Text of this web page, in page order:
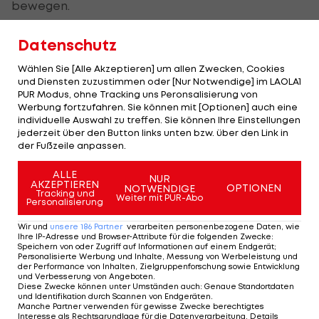
bewegen.
Und wer wäre dafür besser geeignet als die
Altmeister und Überflieger dieser Woche: Clemens
Doppler undAlexander Horst.
Wenn sie spielen, tobt das Publikum und es hält
niemanden auf den Plätzen – auch nicht unsere
VIPS.
Ihr Match heute gegen Ricardo/Álvaro Filho aus
Brasilien war grenzgenial, bescherte ihnen einen
spektakulären Gruppensieg und katapultierte sie
direkt ins Achtelfinale, wo wir morgen um 12 Uhr
beim Spiel gegen die starken Brasilianer
Alison/Bruno weiter mitfiebern dürfen.
Bis dahin kann ich jedem Beach-Fan nur
Datenschutz
Wählen Sie [Alle Akzeptieren] um allen Zwecken, Cookies
und Diensten zuzustimmen oder [Nur Notwendige] im LAOLA1
PUR Modus, ohne Tracking uns Peronsalisierung von
Werbung fortzufahren. Sie können mit [Optionen] auch eine
individuelle Auswahl zu treffen. Sie können Ihre Einstellungen
jederzeit über den Button links unten bzw. über den Link in
der Fußzeile anpassen.
ALLE
AKZEPTIEREN
Tracking und
Personalisierung
NUR
NOTWENDIGE
Weiter mit PUR-Abo
OPTIONEN
Wir und unsere 186 Partner verarbeiten personenbezogene Daten, wie
Ihre IP-Adresse und Browser-Attribute für die folgenden Zwecke:
Speichern von oder Zugriff auf Informationen auf einem Endgerät;
Personalisierte Werbung und Inhalte, Messung von Werbeleistung und
der Performance von Inhalten, Zielgruppenforschung sowie Entwicklung
und Verbesserung von Angeboten
Diese Zwecke können unter Umständen auch: Genaue Standortdaten
und Identifikation durch Scannen von Endgeräten
Manche Partner verwenden für gewisse Zwecke berechtigtes
Interesse als Rechtsgrundlage für die Datenverarbeitung. Details